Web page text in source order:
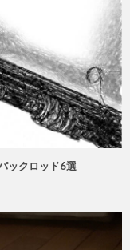
ックロッド6選